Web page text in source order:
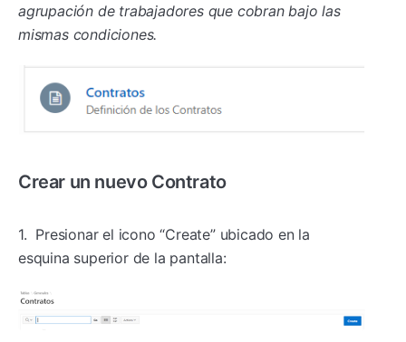
agrupación de trabajadores que cobran bajo las
mismas condiciones.
Crear un nuevo Contrato
1. Presionar el icono “Create” ubicado en la
esquina superior de la pantalla: